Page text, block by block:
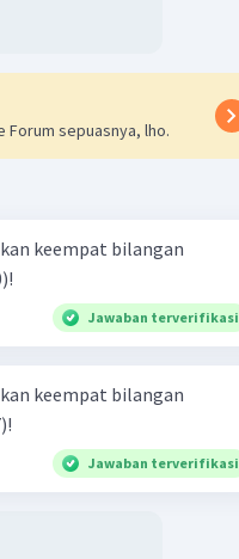
Forum sepuasnya, lho.
keempat bilangan
Jawaban terverifikasi
keempat bilangan
Jawaban terverifikasi